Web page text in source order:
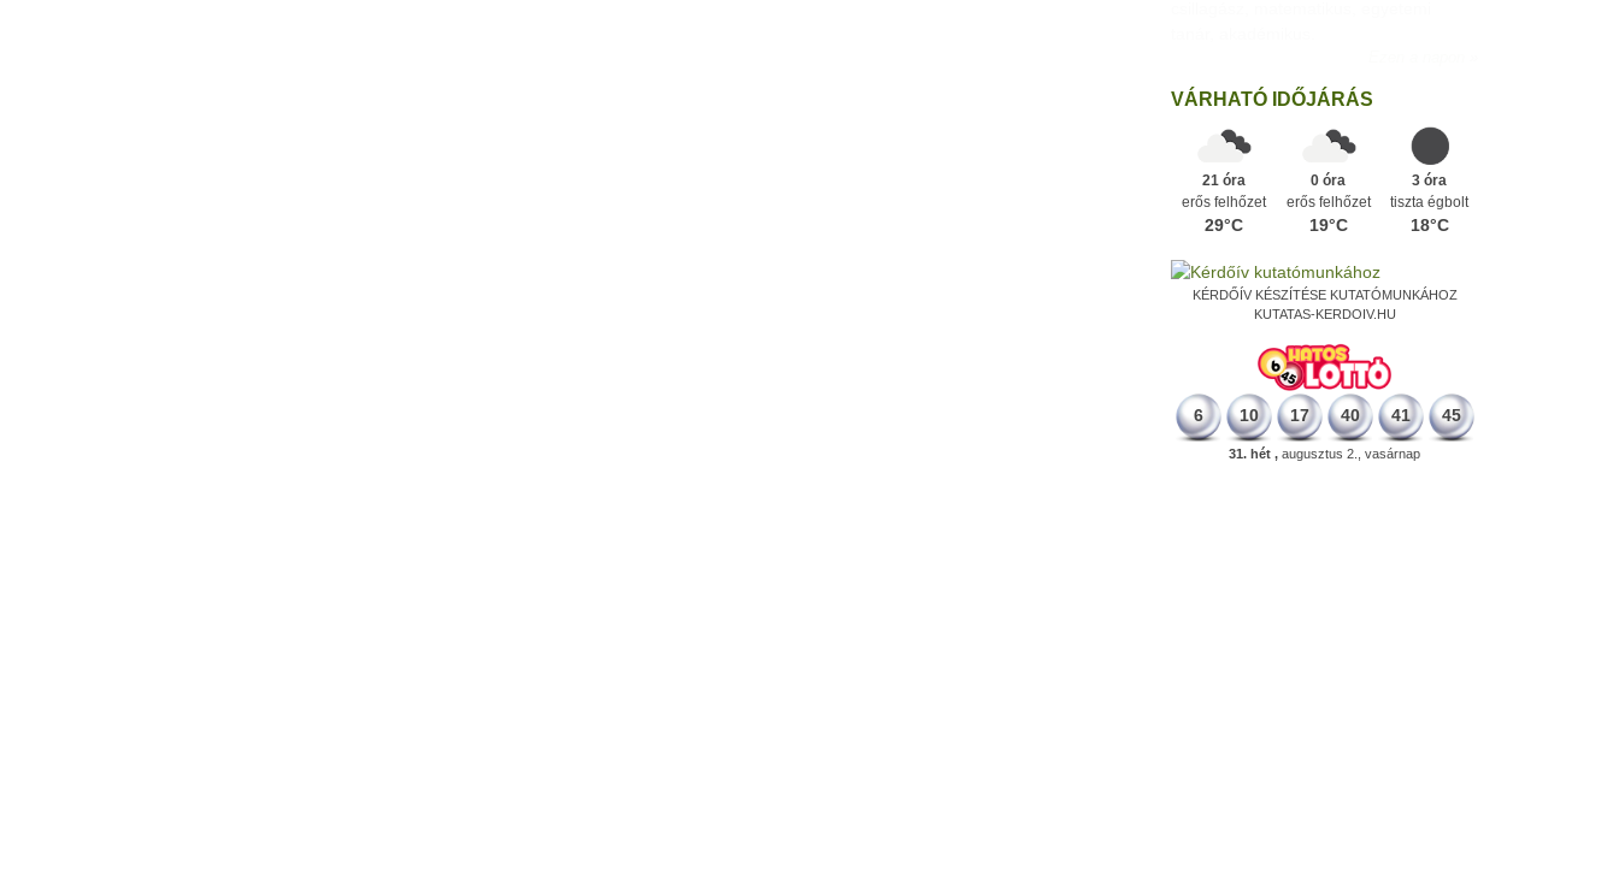
VÁRHATÓ IDŐJÁRÁS
21 óra
erős felhőzet
29°C
0 óra
erős felhőzet
19°C
3 óra
tiszta égbolt
18°C
KÉRDŐÍV KÉSZÍTÉSE KUTATÓMUNKÁHOZ
KUTATAS-KERDOIV.HU
6 10 17 40 41 45
31. hét , augusztus 2., vasárnap